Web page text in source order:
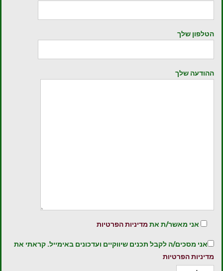
הטלפון שלך
ההודעה שלך
אני מאשר/ת את מדיניות הפרטיות
אני מסכים/ה לקבל תכנים שיווקיים ועדכונים באימייל. קראתי את
מדיניות הפרטיות